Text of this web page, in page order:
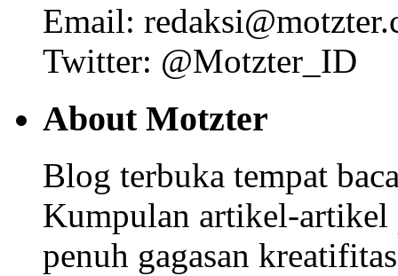
Email:
Twitter: @Motzter_ID
About Motzter
Blog terbuka tempat
Kumpulan artikel-artikel
penuh gagasan